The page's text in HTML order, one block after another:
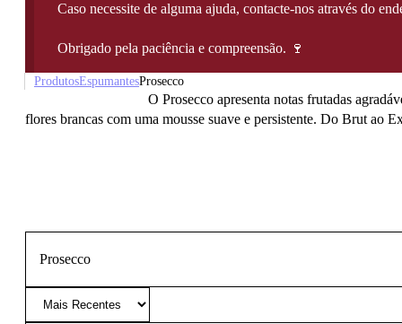
Caso necessite de alguma ajuda, contacte-nos através do
Obrigado pela paciência e compreensão. 🍷
ProdutosEspumantesProsecco
O Prosecco apresenta notas frutadas
flores brancas com uma mousse suave e persistente. Do Brut ao
Prosecco